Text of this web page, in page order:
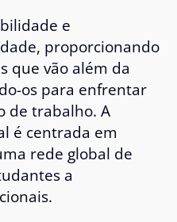
e
proporcionando
que vão além da
os para enfrentar
de trabalho. A
é centrada em
rede global de
a